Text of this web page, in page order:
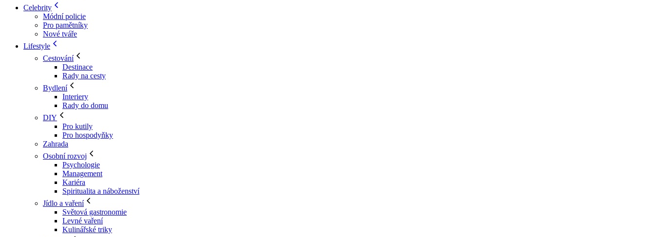
Celebrity
Módní policie
Pro pamětníky
Nové tváře
Lifestyle
Cestování
Destinace
Rady na cesty
Bydlení
Interiery
Rady do domu
DIY
Pro kutily
Pro hospodyňky
Zahrada
Osobní rozvoj
Psychologie
Management
Kariéra
Spiritualita a náboženství
Jídlo a vaření
Světová gastronomie
Levné vaření
Kulinářské triky